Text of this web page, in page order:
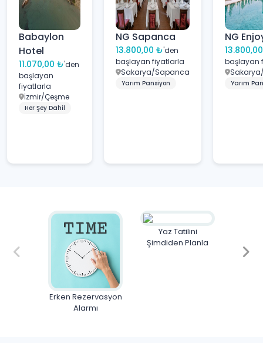
Babaylon
Hotel
11.070,00 ₺'den
başlayan
fiyatlarla
İzmir/Çeşme
Her Şey Dahil
NG Sapanca
13.800,00 ₺'den
başlayan fiyatlarla
Sakarya/Sapanca
Yarım Pansiyon
NG
başlayan
Yarım
Erken Rezervasyon
Alarmı
Yaz Tatilini
Şimdiden Planla